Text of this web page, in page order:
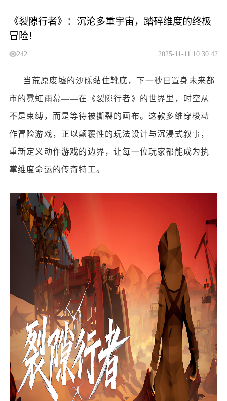
《裂隙行者》：沉沦多重宇宙，踏碎维度的终极
冒险！
242 2025-11-11 10:30:42
当荒原废墟的沙砾黏住靴底，下一秒已置身未来都
市的霓虹雨幕——在《裂隙行者》的世界里，时空从
不是束缚，而是等待被撕裂的画布。这款多维穿梭动
作冒险游戏，正以颠覆性的玩法设计与沉浸式叙事，
重新定义动作游戏的边界，让每一位玩家都能成为执
掌维度命运的传奇特工。